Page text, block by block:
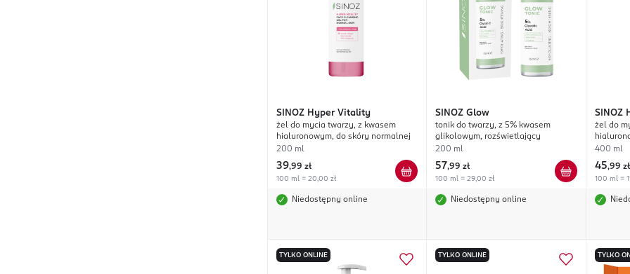
SINOZ Hyper Vitality
żel do mycia twarzy, z kwasem
hialuronowym, do skóry normalnej
200 ml
39,99 zł
100 ml = 20,00 zł
Niedostępny online
SINOZ Glow
tonik do twarzy, z 5% kwasem
glikolowym, rozświetlający
200 ml
57,99 zł
100 ml = 29,00 zł
Niedostępny online
SINOZ
żel do
400 ml
45,99 zł
100 ml =
TYLKO ONLINE TYLKO ONLINE TYLKO